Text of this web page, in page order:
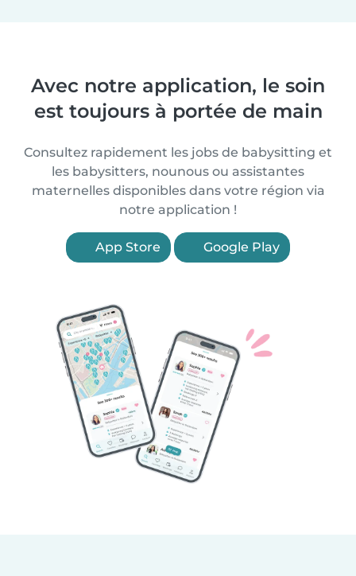
Avec notre application, le soin
est toujours à portée de main
Consultez rapidement les jobs de babysitting et
les babysitters, nounous ou assistantes
maternelles disponibles dans votre région via
notre application !
App Store Google Play